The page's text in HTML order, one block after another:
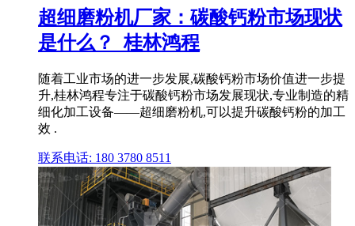
超细磨粉机厂家：碳酸钙粉市场现状
是什么？_桂林鸿程
随着工业市场的进一步发展,碳酸钙粉市场价值进一步提
升,桂林鸿程专注于碳酸钙粉市场发展现状,专业制造的精
细化加工设备——超细磨粉机,可以提升碳酸钙粉的加工
效 .
联系电话: 180 3780 8511